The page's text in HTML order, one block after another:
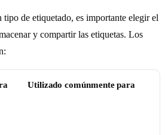
tipo de etiquetado, es importante elegir el
y compartir las etiquetas. Los
Utilizado comúnmente para